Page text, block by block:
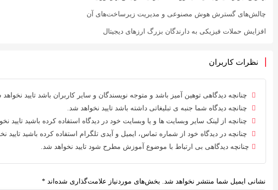
چالش‌های گسترش هوش مصنوعی و مدیریت زیرساخت‌های آن
افزایش حملات فیزیکی به دارندگان بزرگ ارزهای دیجیتال
نظرات کاربران
چنانچه دیدگاهی توهین آمیز باشد و متوجه نویسندگان و سایر کاربران باشد تایید
چنانچه دیدگاه شما جنبه ی تبلیغاتی داشته باشد تایید نخواهد شد.
چنانچه از لینک سایر وبسایت ها و یا وبسایت خود در دیدگاه استفاده کرده باشید تایید
چنانچه در دیدگاه خود از شماره تماس، ایمیل و آیدی تلگرام استفاده کرده باشید تایید
چنانچه دیدگاهی بی ارتباط با موضوع آموزش مطرح شود تایید نخواهد شد.
نشانی ایمیل شما منتشر نخواهد شد. بخش‌های موردنیاز علامت‌گذاری شده‌اند *